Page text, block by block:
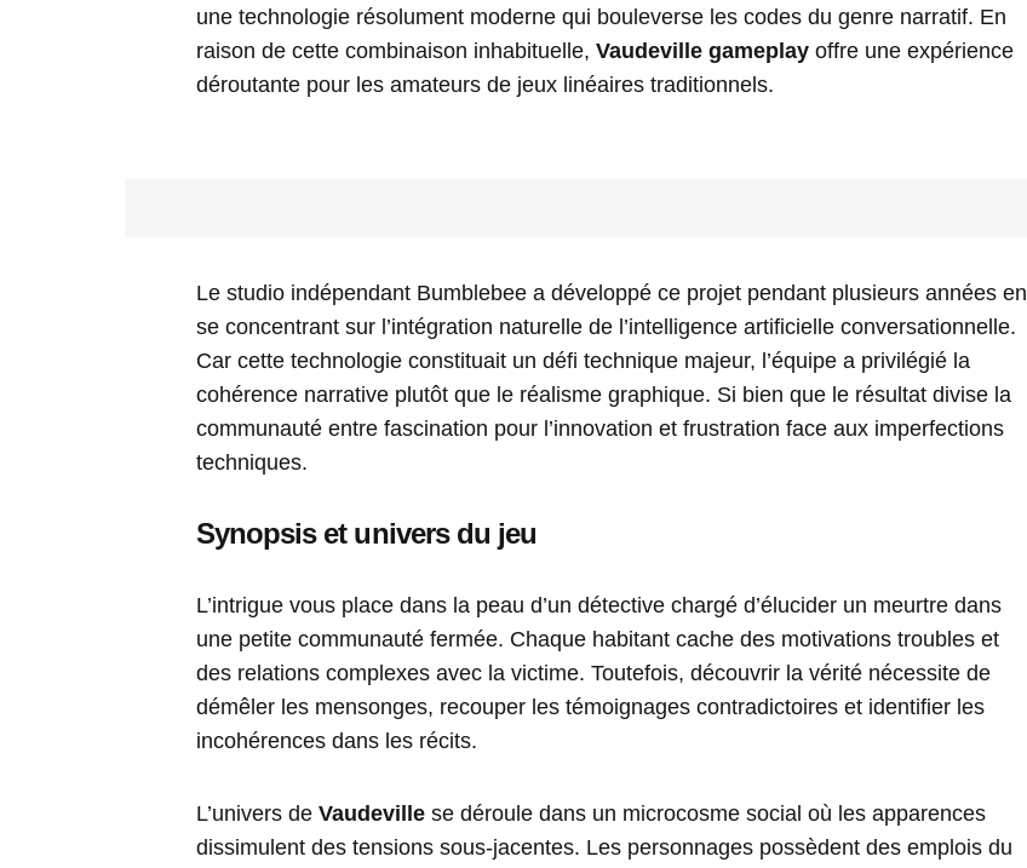
une technologie résolument moderne qui bouleverse les codes du genre narratif. En
raison de cette combinaison inhabituelle, Vaudeville gameplay offre une expérience
déroutante pour les amateurs de jeux linéaires traditionnels.
Le studio indépendant Bumblebee a développé ce projet pendant plusieurs années en
se concentrant sur l’intégration naturelle de l’intelligence artificielle conversationnelle.
Car cette technologie constituait un défi technique majeur, l’équipe a privilégié la
cohérence narrative plutôt que le réalisme graphique. Si bien que le résultat divise la
communauté entre fascination pour l’innovation et frustration face aux imperfections
techniques.
Synopsis et univers du jeu
L’intrigue vous place dans la peau d’un détective chargé d’élucider un meurtre dans
une petite communauté fermée. Chaque habitant cache des motivations troubles et
des relations complexes avec la victime. Toutefois, découvrir la vérité nécessite de
démêler les mensonges, recouper les témoignages contradictoires et identifier les
incohérences dans les récits.
L’univers de Vaudeville se déroule dans un microcosme social où les apparences
dissimulent des tensions sous-jacentes. Les personnages possèdent des emplois du